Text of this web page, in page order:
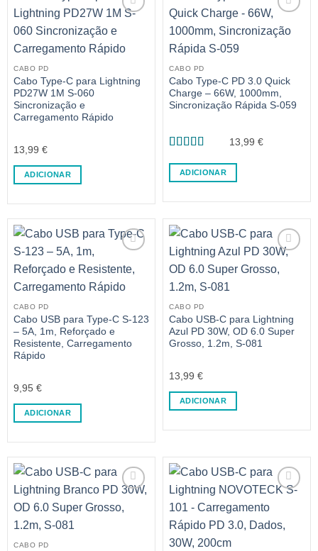
CABO PD
Cabo Type-C para Lightning
PD27W 1M S-060
Sincronização e
Carregamento Rápido
13,99 €
ADICIONAR
CABO PD
Cabo Type-C PD 3.0 Quick
Charge – 66W, 1000mm,
Sincronização Rápida S-059
de 5
13,99 €
ADICIONAR
CABO PD
Cabo USB para Type-C S-123
– 5A, 1m, Reforçado e
Resistente, Carregamento
Rápido
9,95 €
ADICIONAR
CABO PD
Cabo USB-C para Lightning
Azul PD 30W, OD 6.0 Super
Grosso, 1.2m, S-081
13,99 €
ADICIONAR
CABO PD